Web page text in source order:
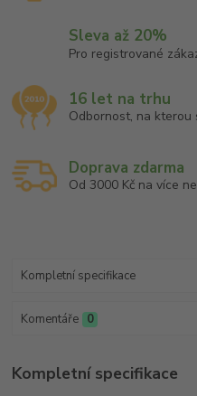
Sleva až 20%
Pro registrované
16 let na trhu
Odbornost, na
Doprava zdarma
Od 3000 Kč na více
Kompletní specifikace
Komentáře 0
Kompletní specifikace